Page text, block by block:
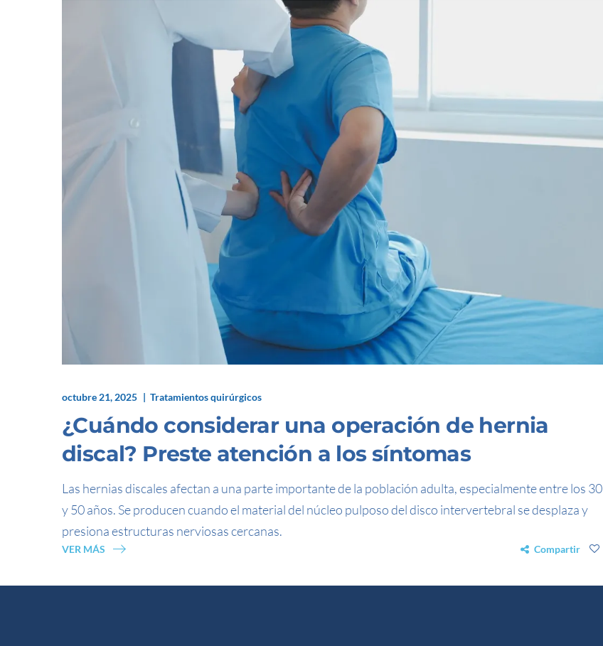
octubre 21, 2025 Tratamientos quirúrgicos
¿Cuándo considerar una operación de hernia
discal? Preste atención a los síntomas
Las hernias discales afectan a una parte importante de la población adulta, especialmente entre los 30
y 50 años. Se producen cuando el material del núcleo pulposo del disco intervertebral se desplaza y
presiona estructuras nerviosas cercanas.
VER MÁS Compartir